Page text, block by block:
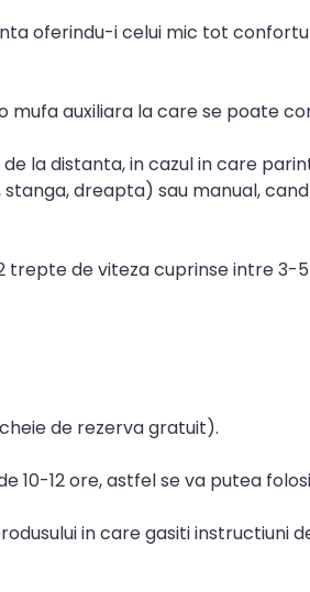
oferindu-i celui mic tot
auxiliara la care se poate
la distanta, in cazul in care
dreapta) sau manual,
trepte de viteza cuprinse intre 3-
de rezerva gratuit).
12 ore, astfel se va putea
in care gasiti instructiuni